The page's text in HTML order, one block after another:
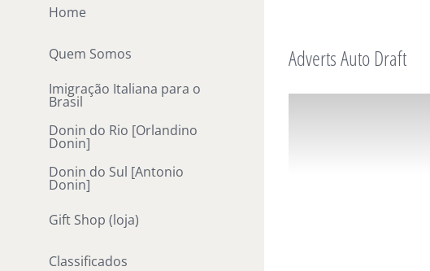
Home
Quem Somos
Imigração Italiana para o
Brasil
Donin do Rio [Orlandino
Donin]
Donin do Sul [Antonio
Donin]
Gift Shop (loja)
Classificados
Adverts Auto Draft